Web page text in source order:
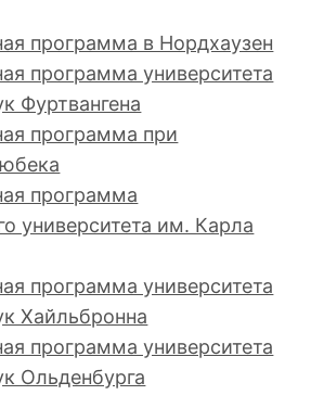
программа в Нордхаузен
программа университета
Фуртвангена
программа при
программа
университета им. Карла
программа университета
Хайльбронна
программа университета
Ольденбурга